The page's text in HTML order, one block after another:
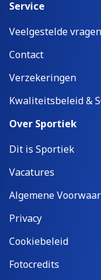
Service
Veelgestelde vragen
Contact
Verzekeringen
Kwaliteitsbeleid &
Over Sportiek
Dit is Sportiek
Vacatures
Algemene
Privacy
Cookiebeleid
Fotocredits